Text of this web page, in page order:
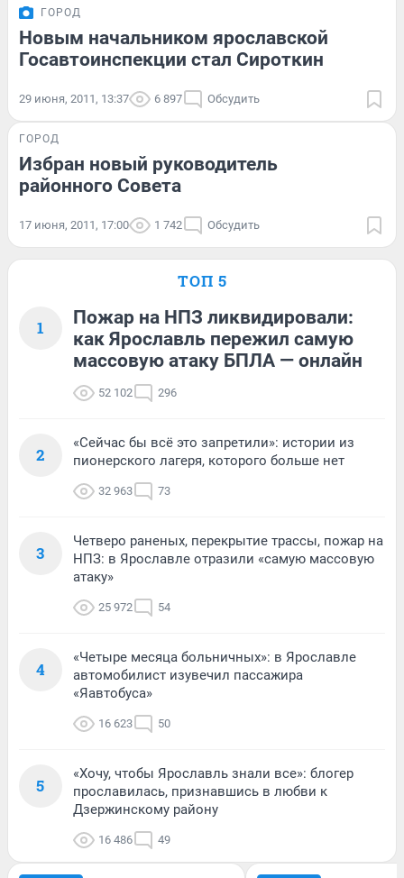
ГОРОД
Новым начальником ярославской
Госавтоинспекции стал Сироткин
29 июня, 2011, 13:37 6 897 Обсудить
ГОРОД
Избран новый руководитель
районного Совета
17 июня, 2011, 17:00 1 742 Обсудить
ТОП 5
1
Пожар на НПЗ ликвидировали:
как Ярославль пережил самую
массовую атаку БПЛА — онлайн
52 102 296
2
«Сейчас бы всё это запретили»: истории из
пионерского лагеря, которого больше нет
32 963 73
3
Четверо раненых, перекрытие трассы, пожар на
НПЗ: в Ярославле отразили «самую массовую
атаку»
25 972 54
4
«Четыре месяца больничных»: в Ярославле
автомобилист изувечил пассажира
«Яавтобуса»
16 623 50
5
«Хочу, чтобы Ярославль знали все»: блогер
прославилась, признавшись в любви к
Дзержинскому району
16 486 49